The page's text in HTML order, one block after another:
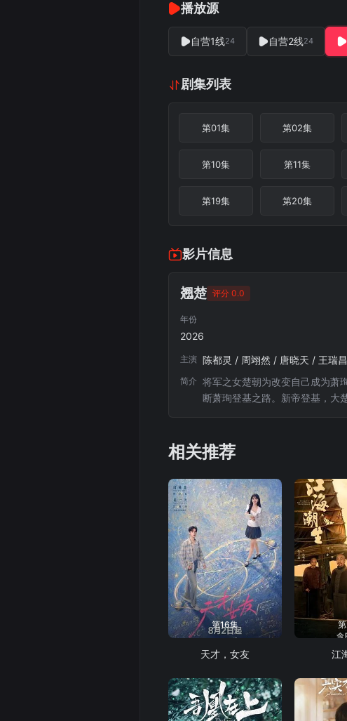
播放源
自营1线24 自营2线24
剧集列表
第01集 第02集
第10集 第11集
第19集 第20集
影片信息
翘楚 评分 0.0
年份
2026
主演 陈都灵 / 周翊然 / 唐晓天 / 王瑞
简介 将军之女楚朝为改变自己成为萧
断萧珣登基之路。新帝登基，大
相关推荐
第16集
天才，女友 江